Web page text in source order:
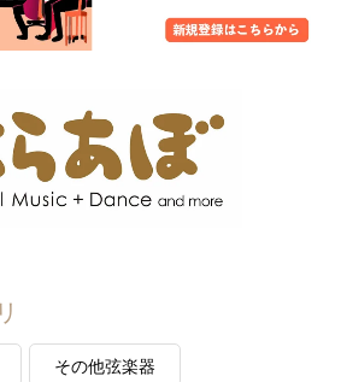
その他弦楽器